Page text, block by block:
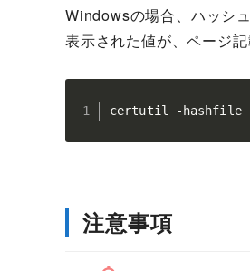
Windowsの場合、ハッシ
表示された値が、ページ
certutil -hashfile フ
注意事項